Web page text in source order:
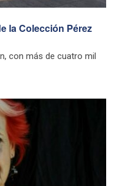
la Colección Pérez
con más de cuatro mil